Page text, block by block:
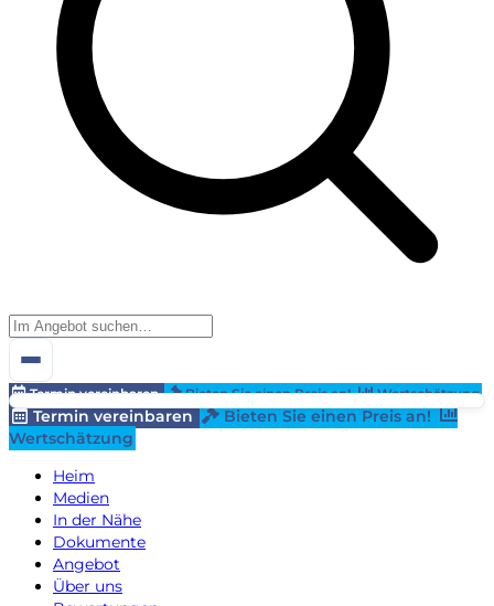
Termin vereinbaren Bieten Sie einen Preis an! Wertschätzung
Termin vereinbaren
Bieten Sie einen Preis an!
Wertschätzung
Heim
Medien
In der Nähe
Dokumente
Angebot
Über uns